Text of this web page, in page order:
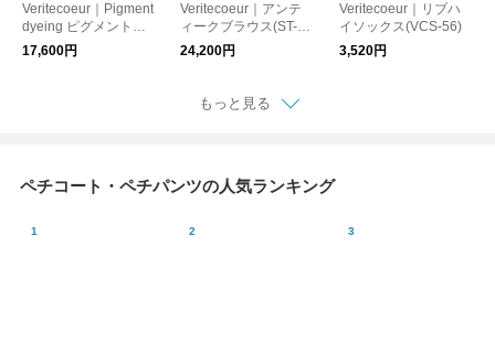
Veritecoeur｜Pigment
dyeing ピグメントダ
イミニ裏毛プルオーバ
ー(VCC-532)ヴェリテ
17,600円
Veritecoeur｜アンテ
ィークブラウス(ST-17
7)
24,200円
Veritecoeur｜リブハ
イソックス(VCS-56)
3,520円
もっと見る
ペチコート・ペチパンツの人気ランキング